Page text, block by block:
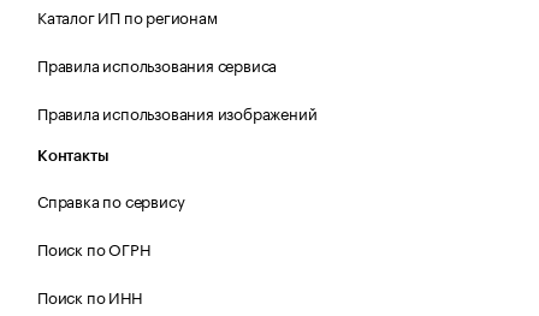
Каталог ИП по регионам
Правила использования сервиса
Правила использования изображений
Контакты
Справка по сервису
Поиск по ОГРН
Поиск по ИНН